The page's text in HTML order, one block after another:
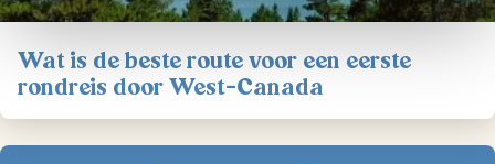
Wat is de beste route voor een eerste
rondreis door West-Canada